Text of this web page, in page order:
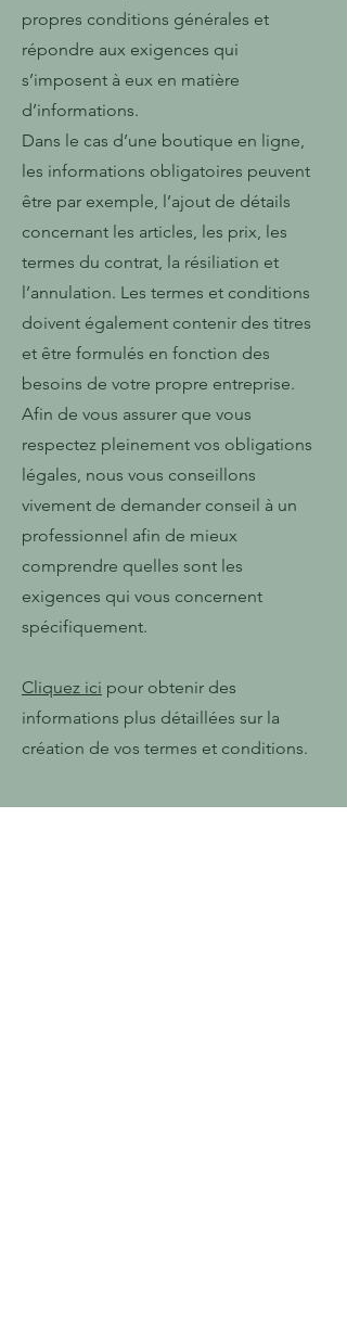
propres conditions générales et
répondre aux exigences qui
s’imposent à eux en matière
d’informations.
Dans le cas d’une boutique en ligne,
les informations obligatoires peuvent
être par exemple, l’ajout de détails
concernant les articles, les prix, les
termes du contrat, la résiliation et
l’annulation. Les termes et conditions
doivent également contenir des titres
et être formulés en fonction des
besoins de votre propre entreprise.
Afin de vous assurer que vous
respectez pleinement vos obligations
légales, nous vous conseillons
vivement de demander conseil à un
professionnel afin de mieux
comprendre quelles sont les
exigences qui vous concernent
spécifiquement.
Cliquez ici pour obtenir des
informations plus détaillées sur la
création de vos termes et conditions.